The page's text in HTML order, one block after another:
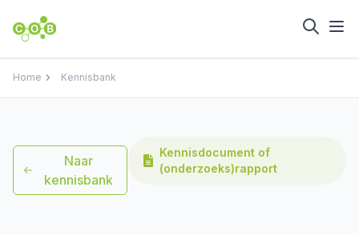
Home Kennisbank
Naar
kennisbank
Kennisdocument of
(onderzoeks)rapport